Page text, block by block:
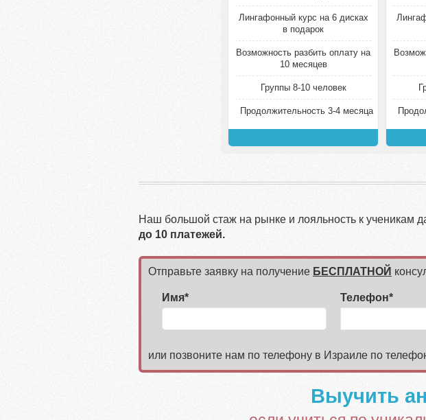
Лингафонный курс на 6 дисках
в подарок
Возможность разбить оплату на
10 месяцев
Группы 8-10 человек
Продолжительность 3-4 месяца
Наш большой стаж на рынке и лояльность к ученикам
до 10 платежей.
Отправьте заявку на получение БЕСПЛАТНОЙ
Имя* Телефон*
или позвоните нам по телефону в Израиле по
Выучить